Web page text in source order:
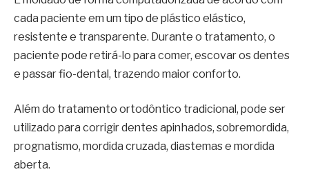
cada paciente em um tipo de plástico elástico,
resistente e transparente. Durante o tratamento, o
paciente pode retirá-lo para comer, escovar os dentes
e passar fio-dental, trazendo maior conforto.
Além do tratamento ortodôntico tradicional, pode ser
utilizado para corrigir dentes apinhados, sobremordida,
prognatismo, mordida cruzada, diastemas e mordida
aberta.